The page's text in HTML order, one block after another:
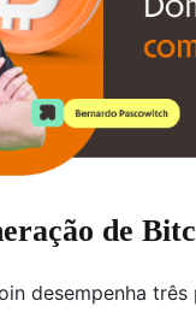
de
desempenha